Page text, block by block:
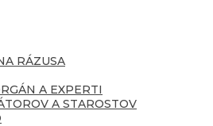
RÁZUSA
A EXPERTI
A STAROSTOV